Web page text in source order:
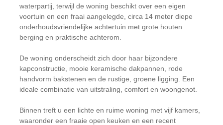
waterpartij, terwijl de woning beschikt over een eigen
voortuin en een fraai aangelegde, circa 14 meter diepe
onderhoudsvriendelijke achtertuin met grote houten
berging en praktische achterom.
De woning onderscheidt zich door haar bijzondere
kapconstructie, mooie keramische dakpannen, rode
handvorm bakstenen en de rustige, groene ligging. Een
ideale combinatie van uitstraling, comfort en woongenot.
Binnen treft u een lichte en ruime woning met vijf kamers,
waaronder een fraaie open keuken en een recent